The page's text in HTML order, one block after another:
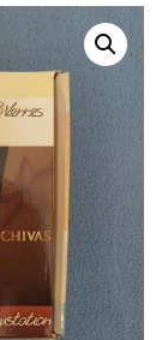
L
A
N
T
O